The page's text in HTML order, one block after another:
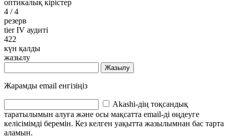
оптикалық кірістер
4 / 4
резерв
tier IV аудиті
422
күн қалды
жазылу
Жазылу
Жарамды email енгізіңіз
Akashi-дің тоқсандық
таратылымын алуға және осы мақсатта email-ді өңдеуге
келісімімді беремін. Кез келген уақытта жазылымнан бас тарта
аламын.